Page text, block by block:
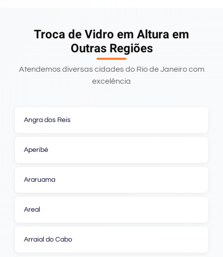
Troca de Vidro em Altura em
Outras Regiões
Atendemos diversas cidades do Rio de Janeiro com
excelência
Angra dos Reis
Aperibé
Araruama
Areal
Arraial do Cabo